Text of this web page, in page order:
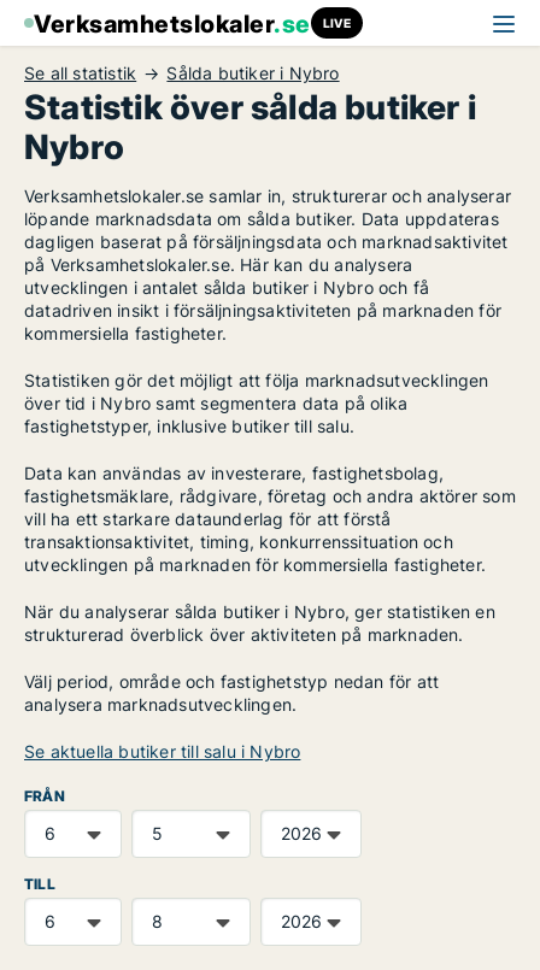
Verksamhetslokaler.se LIVE
Se all statistik Sålda butiker i Nybro
Statistik över sålda butiker i
Nybro
Verksamhetslokaler.se samlar in, strukturerar och analyserar
löpande marknadsdata om sålda butiker. Data uppdateras
dagligen baserat på försäljningsdata och marknadsaktivitet
på Verksamhetslokaler.se. Här kan du analysera
utvecklingen i antalet sålda butiker i Nybro och få
datadriven insikt i försäljningsaktiviteten på marknaden för
kommersiella fastigheter.
Statistiken gör det möjligt att följa marknadsutvecklingen
över tid i Nybro samt segmentera data på olika
fastighetstyper, inklusive butiker till salu.
Data kan användas av investerare, fastighetsbolag,
fastighetsmäklare, rådgivare, företag och andra aktörer som
vill ha ett starkare dataunderlag för att förstå
transaktionsaktivitet, timing, konkurrenssituation och
utvecklingen på marknaden för kommersiella fastigheter.
När du analyserar sålda butiker i Nybro, ger statistiken en
strukturerad överblick över aktiviteten på marknaden.
Välj period, område och fastighetstyp nedan för att
analysera marknadsutvecklingen.
Se aktuella butiker till salu i Nybro
FRÅN
TILL